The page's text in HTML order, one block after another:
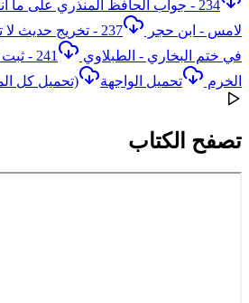
234 - جواب الحافظ المنذري على ما أنكر على الإمام مسلم تخريجه لحديث ابن عباس في تزويج النبي صلى الله عليه وسلم أم حبيبة
لامس - ابن حجر
237 - تخريج حديث لا ترد يد لامس - ابن عبد الهادي
في ختم البخاري - الطبلاوي
241 - ثبت الإمام الحجاوي
الخرم
تحميل الواجهة (تحميل كل
تصفح الكتاب